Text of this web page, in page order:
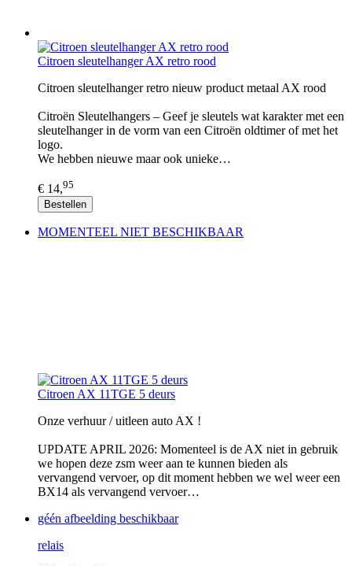
Citroen sleutelhanger AX retro rood
Citroen sleutelhanger retro nieuw product metaal AX rood
Citroën Sleutelhangers – Geef je sleutels wat karakter met een
sleutelhanger in de vorm van een Citroën oldtimer of met het
logo.
We hebben nieuwe maar ook unieke…
€ 14,95
Bestellen
MOMENTEEL NIET BESCHIKBAAR
Citroen AX 11TGE 5 deurs
Onze verhuur / uitleen auto AX !
UPDATE APRIL 2026: Momenteel is de AX niet in gebruik
we hopen deze zsm weer aan te kunnen bieden als
vervangend vervoer, op dit moment hebben we wel weer een
BX14 als vervangend vervoer…
géén afbeelding beschikbaar
relais